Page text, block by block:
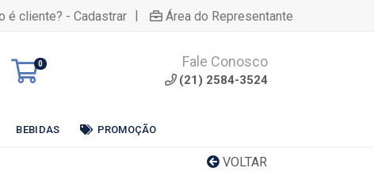
é cliente? - Cadastrar | Área do Representante
0 Fale Conosco
(21) 2584-3524
BEBIDAS PROMOÇÃO
VOLTAR